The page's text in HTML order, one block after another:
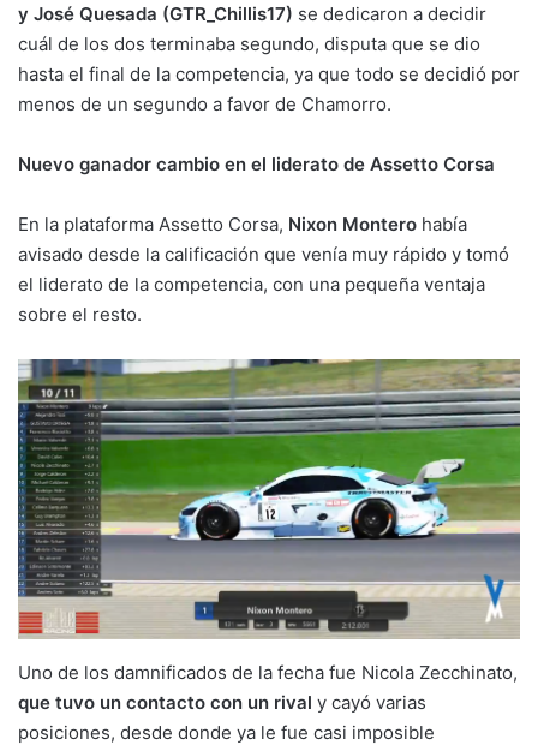
y José Quesada (GTR_Chillis17) se dedicaron a decidir
cuál de los dos terminaba segundo, disputa que se dio
hasta el final de la competencia, ya que todo se decidió por
menos de un segundo a favor de Chamorro.
Nuevo ganador cambio en el liderato de Assetto Corsa
En la plataforma Assetto Corsa, Nixon Montero había
avisado desde la calificación que venía muy rápido y tomó
el liderato de la competencia, con una pequeña ventaja
sobre el resto.
Uno de los damnificados de la fecha fue Nicola Zecchinato,
que tuvo un contacto con un rival y cayó varias
posiciones, desde donde ya le fue casi imposible